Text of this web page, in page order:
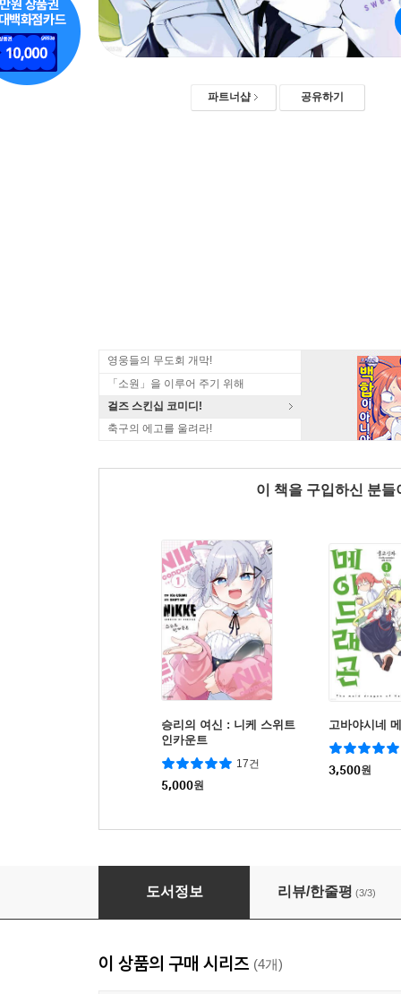
파트너샵 공유하기
영웅들의 무도회 개막!
「소원」을 이루어 주기 위해
걸즈 스킨십 코미디!
축구의 에고를 울려라!
이 책을 구입하신 분
승리의 여신 : 니케 스위트
인카운트
17건
5,000원
고바야시네
3,500원
승리의 여신 : 니케 스위트 인카운트 02권
도서정보 리뷰/한줄평 (3/3)
이 상품의 구매 시리즈 (4개)